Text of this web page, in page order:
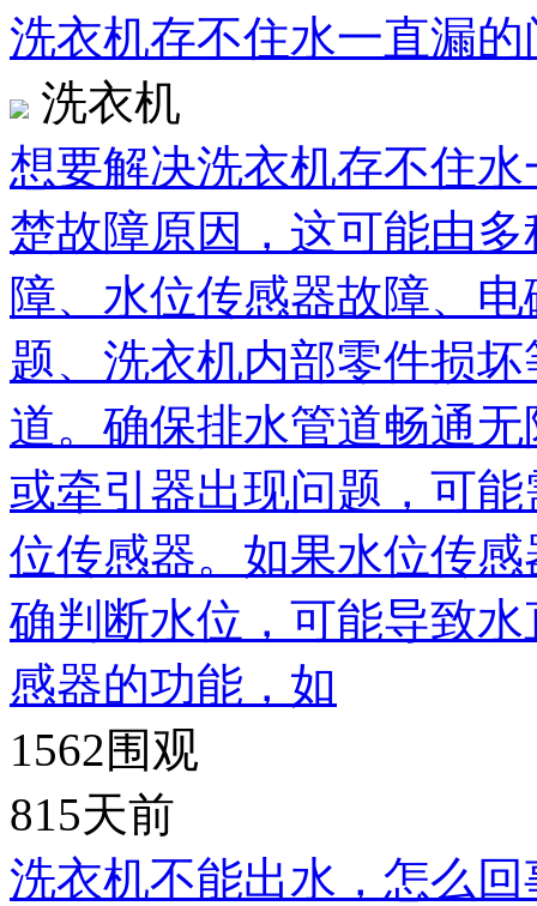
洗衣机存不住水一直漏
洗衣机
想要解决洗衣机存不住
楚故障原因，这可能由
障、水位传感器故障、
题、洗衣机内部零件损
道。确保排水管道畅通
或牵引器出现问题，可
位传感器。如果水位传
确判断水位，可能导致
感器的功能，如
1562围观
815天前
洗衣机不能出水，怎么回